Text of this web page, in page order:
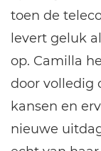
toen de
levert geluk
op. Camilla
door volledig
kansen en
nieuwe